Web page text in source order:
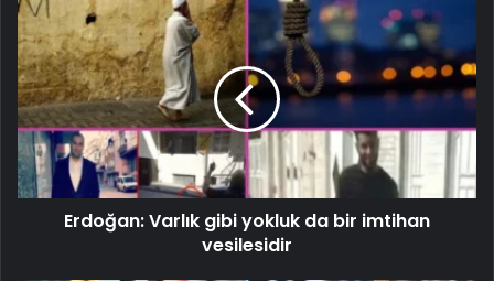
Erdoğan: Varlık gibi yokluk da bir imtihan
vesilesidir